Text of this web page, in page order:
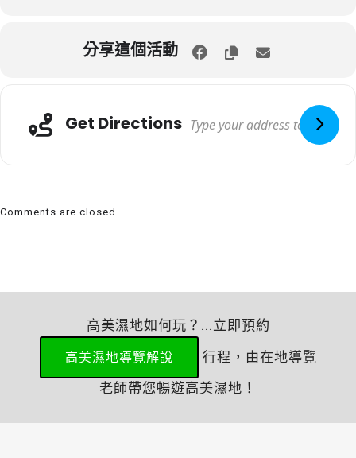
分享這個活動
Get Directions
Comments are closed.
高美濕地如何玩？...立即預約
高美濕地導覽解說
行程，由在地導覽
老師帶您暢遊高美濕地！